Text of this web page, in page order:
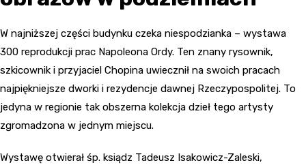
W najniższej części budynku czeka niespodzianka – wystawa
300 reprodukcji prac Napoleona Ordy. Ten znany rysownik,
szkicownik i przyjaciel Chopina uwiecznił na swoich pracach
najpiękniejsze dworki i rezydencje dawnej Rzeczypospolitej. To
jedyna w regionie tak obszerna kolekcja dzieł tego artysty
zgromadzona w jednym miejscu.
Wystawę otwierał śp. ksiądz Tadeusz Isakowicz-Zaleski,